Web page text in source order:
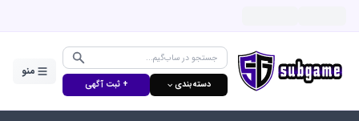
دسته‌بندی ⌵ + ثبت آگهی
منو